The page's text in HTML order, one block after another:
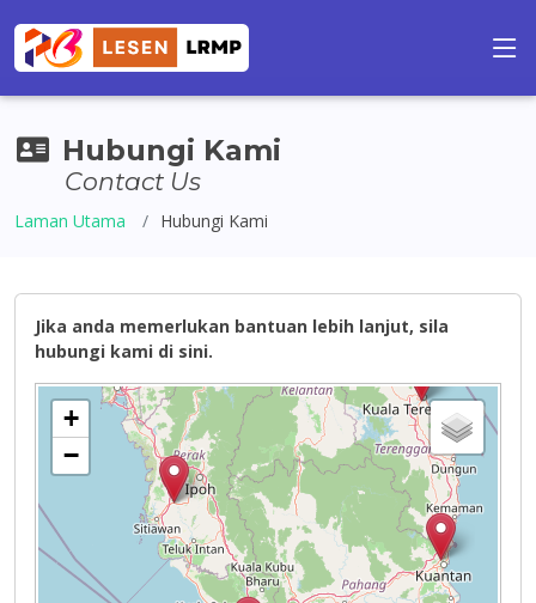
Hubungi Kami
Contact Us
Laman Utama Hubungi Kami
Jika anda memerlukan bantuan lebih lanjut, sila
hubungi kami di sini.